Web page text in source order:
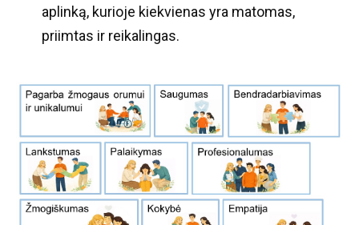
aplinką, kurioje kiekvienas yra matomas,
priimtas ir reikalingas.